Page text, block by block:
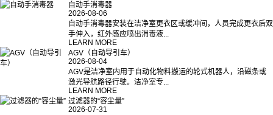
自动手消毒器
2026-08-06
自动手消毒器安装在洁净室更衣区或缓冲间，人员完成更衣后双
手伸入，红外感应喷出消毒液...
LEARN MORE
AGV（自动导引车）
2026-08-04
AGV是洁净室内用于自动化物料搬运的轮式机器人，沿磁条或
激光导航路径行驶。洁净室专...
LEARN MORE
过滤器的“容尘量”
2026-07-31